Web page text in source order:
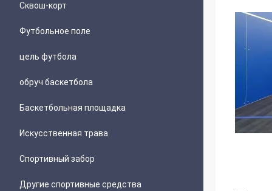
Сквош-корт
Футбольное поле
цель футбола
обруч баскетбола
Баскетбольная площадка
Искусственная трава
Спортивный забор
Другие спортивные средства